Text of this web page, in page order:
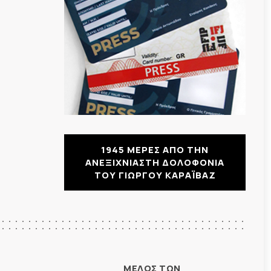
1945 ΜΕΡΕΣ ΑΠΟ ΤΗΝ
ΑΝΕΞΙΧΝΙΑΣΤΗ ΔΟΛΟΦΟΝΙΑ
ΤΟΥ ΓΙΩΡΓΟΥ ΚΑΡΑΪΒΑΖ
ΜΕΛΟΣ ΤΩΝ